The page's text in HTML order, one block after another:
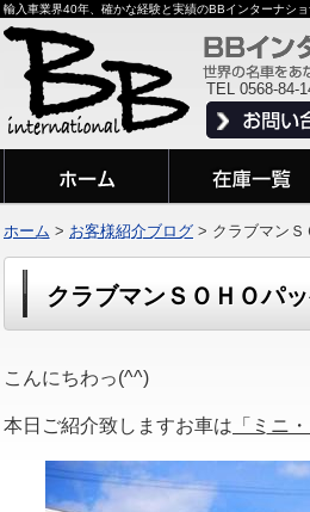
輸入車業界40年、確かな経験と実績のBBインターナシ
TEL 0568-84-
クラブマンＳＯＨＯパ
こんにちわっ(^^)
本日ご紹介致しますお車は 「ミニ
ホーム > お客様紹介ブログ > クラブマン